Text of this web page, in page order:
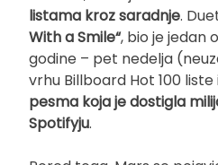
listama kroz saradnje.
With a Smile“, bio je jedan
godine – pet nedelja
vrhu Billboard Hot 100
pesma koja je dostigla
Spotifyju.